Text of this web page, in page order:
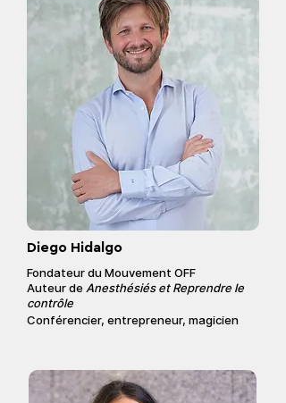
Diego Hidalgo
Fondateur du Mouvement OFF
Auteur de Anesthésiés et Reprendre le
contrôle
Conférencier, entrepreneur, magicien